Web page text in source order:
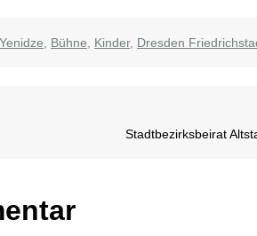
Yenidze, Bühne, Kinder, Dresden
Stadtbezirksbeirat